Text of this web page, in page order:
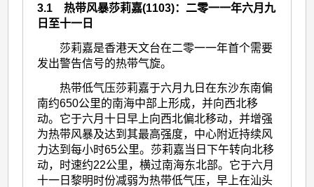
3.1 热带风暴莎莉嘉(1103)：二零一一年六月九
日至十一日
莎莉嘉是香港天文台在二零一一年首个需要
发出警告信号的热带气旋。
热带低气压莎莉嘉于六月九日在东沙东南偏
南约650公里的南海中部上形成，并向西北移
动。它于六月十日早上向西北偏北移动，并增强
为热带风暴及达到其最高强度，中心附近持续风
力达到每小时65公里。莎莉嘉当日下午转向北移
动，时速约22公里，横过南海东北部。它于六月
十一日黎明时份减弱为热带低气压，早上在汕头